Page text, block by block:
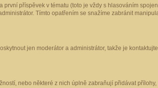
příspěvek v tématu (toto je vždy s hlasováním
Tímto opatřením se snažíme zabránit
jen moderátor a administrátor, takže je
nebo některé z nich úplně zabraňují přidávat